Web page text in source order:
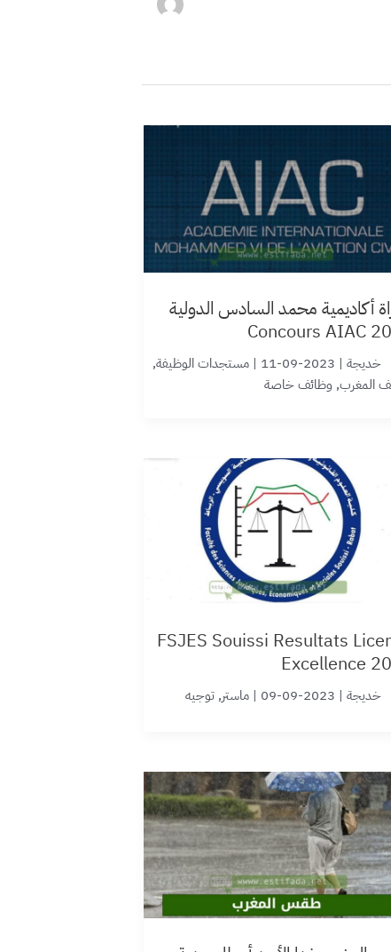
أكاديمية محمد السادس الدولية
Concours AIAC
خديجة |
2023-09-11
|مستجدات الوظيفة,
المغرب, وظائف خاصة
FSJES Souissi Resultats
Excellence
خديجة |
2023-09-09
|ماستر,توجيه